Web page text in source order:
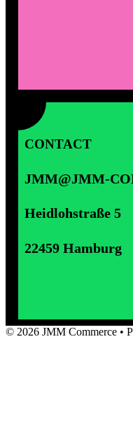
CONTACT
JMM@JMM-
Heidlohstraße 5
22459 Hamburg
© 2026 JMM Commerce •